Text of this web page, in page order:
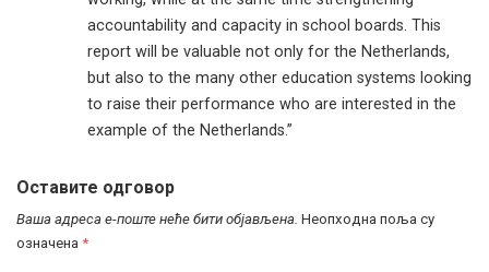
accountability and capacity in school boards. This
report will be valuable not only for the Netherlands,
but also to the many other education systems looking
to raise their performance who are interested in the
example of the Netherlands.”
Оставите одговор
Ваша адреса е-поште неће бити објављена. Неопходна поља су
означена *